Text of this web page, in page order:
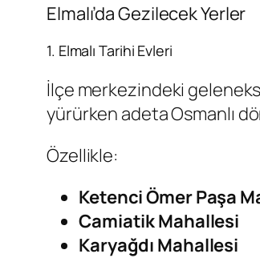
Elmalı’da Gezilecek Yerler
1. Elmalı Tarihi Evleri
İlçe merkezindeki
yürürken adeta Osmanlı
Özellikle:
Ketenci Ömer Paşa
Camiatik Mahallesi
Karyağdı Mahallesi